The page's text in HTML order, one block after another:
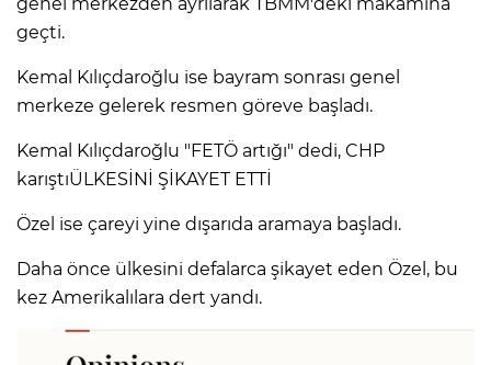
geçti.
Kemal Kılıçdaroğlu ise bayram sonrası genel
merkeze gelerek resmen göreve başladı.
Kemal Kılıçdaroğlu "FETÖ artığı" dedi, CHP
karıştıÜLKESİNİ ŞİKAYET ETTİ
Özel ise çareyi yine dışarıda aramaya başladı.
Daha önce ülkesini defalarca şikayet eden Özel, bu
kez Amerikalılara dert yandı.